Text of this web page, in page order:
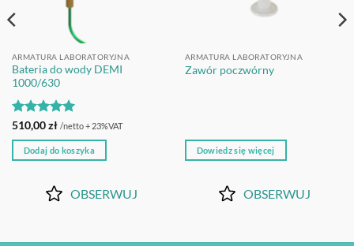
ARMATURA LABORATORYJNA
Bateria do wody DEMI
1000/630
Oceniono5
na 5
510,00zł /netto + 23%VAT
Dodaj do koszyka
OBSERWUJ
ARMATURA LABORATORYJNA
Zawór poczwórny
Dowiedz się więcej
OBSERWUJ